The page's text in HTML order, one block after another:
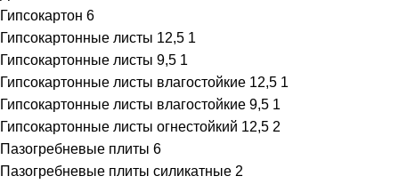
Гипсокартон 6
Гипсокартонные листы 12,5 1
Гипсокартонные листы 9,5 1
Гипсокартонные листы влагостойкие 12,5 1
Гипсокартонные листы влагостойкие 9,5 1
Гипсокартонные листы огнестойкий 12,5 2
Пазогребневые плиты 6
Пазогребневые плиты силикатные 2